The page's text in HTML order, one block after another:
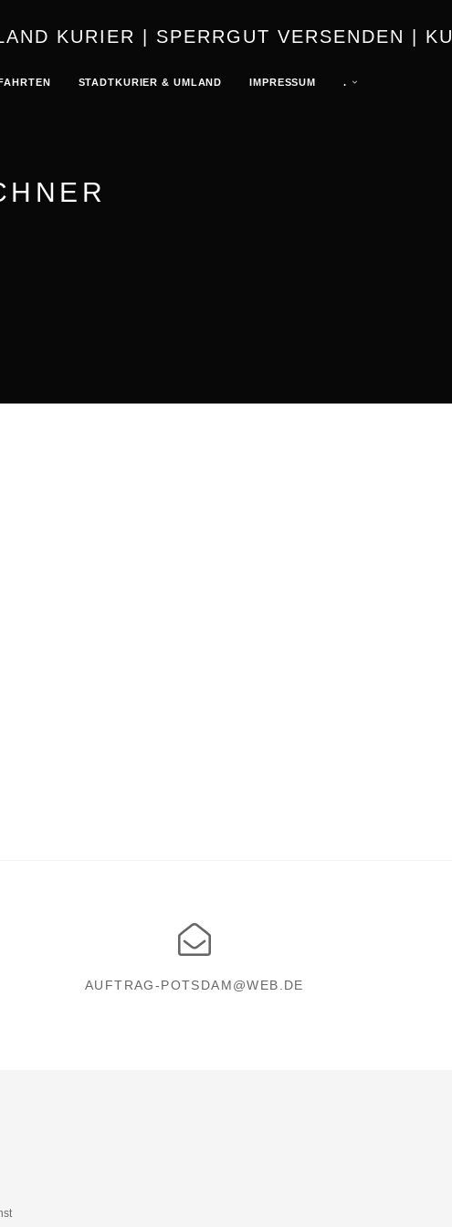
|
STADTKURIER & UMLAND IMPRESSUM .
AUFTRAG-POTSDAM@WEB.DE